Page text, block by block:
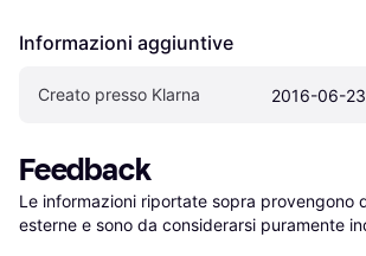
Informazioni aggiuntive
Creato presso Klarna 2016-06-23
Feedback
Le informazioni riportate sopra provengono
esterne e sono da considerarsi puramente